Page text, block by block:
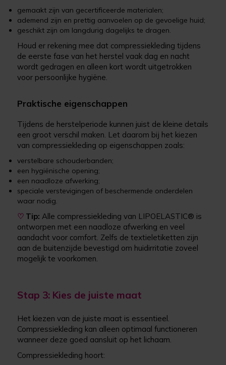
gemaakt zijn van gecertificeerde materialen;
ademend zijn en prettig aanvoelen op de gevoelige huid;
geschikt zijn om langdurig dagelijks te dragen.
Houd er rekening mee dat compressiekleding tijdens
de eerste fase van het herstel vaak dag en nacht
wordt gedragen en alleen kort wordt uitgetrokken
voor persoonlijke hygiëne.
Praktische eigenschappen
Tijdens de herstelperiode kunnen juist de kleine details
een groot verschil maken. Let daarom bij het kiezen
van compressiekleding op eigenschappen zoals:
verstelbare schouderbanden;
een hygiënische opening;
een naadloze afwerking;
speciale verstevigingen of beschermende onderdelen
waar nodig.
♡ Tip: Alle compressiekleding van LIPOELASTIC® is
ontworpen met een naadloze afwerking en veel
aandacht voor comfort. Zelfs de textieletiketten zijn
aan de buitenzijde bevestigd om huidirritatie zoveel
mogelijk te voorkomen.
Stap 3: Kies de juiste maat
Het kiezen van de juiste maat is essentieel.
Compressiekleding kan alleen optimaal functioneren
wanneer deze goed aansluit op het lichaam.
Compressiekleding hoort: